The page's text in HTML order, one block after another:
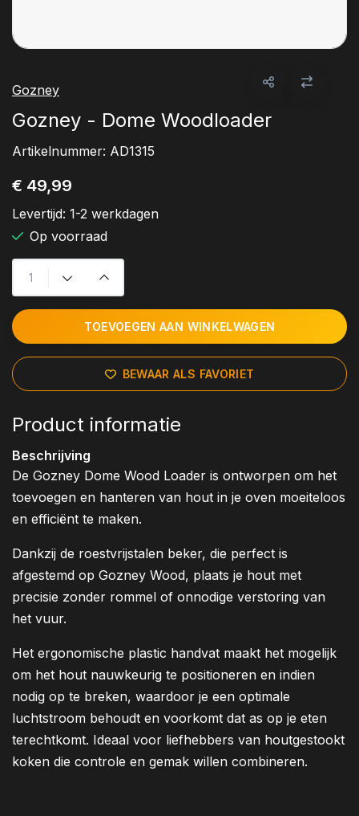
Gozney
Gozney - Dome Woodloader
Artikelnummer: AD1315
€ 49,99
Levertijd: 1-2 werkdagen
Op voorraad
TOEVOEGEN AAN WINKELWAGEN
BEWAAR ALS FAVORIET
Product informatie
Beschrijving
De Gozney Dome Wood Loader is ontworpen om het
toevoegen en hanteren van hout in je oven moeiteloos
en efficiënt te maken.
Dankzij de roestvrijstalen beker, die perfect is
afgestemd op Gozney Wood, plaats je hout met
precisie zonder rommel of onnodige verstoring van
het vuur.
Het ergonomische plastic handvat maakt het mogelijk
om het hout nauwkeurig te positioneren en indien
nodig op te breken, waardoor je een optimale
luchtstroom behoudt en voorkomt dat as op je eten
terechtkomt. Ideaal voor liefhebbers van houtgestookt
koken die controle en gemak willen combineren.